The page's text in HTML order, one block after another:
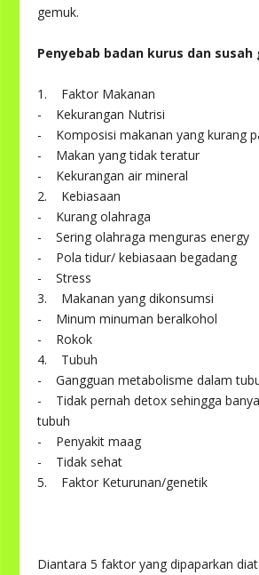
gemuk.
Penyebab badan kurus dan susah
1. Faktor Makanan
- Kekurangan Nutrisi
- Komposisi makanan yang kurang
- Makan yang tidak teratur
- Kekurangan air mineral
2. Kebiasaan
- Kurang olahraga
- Sering olahraga menguras energy
- Pola tidur/ kebiasaan begadang
- Stress
3. Makanan yang dikonsumsi
- Minum minuman beralkohol
- Rokok
4. Tubuh
- Gangguan metabolisme dalam
- Tidak pernah detox sehingga
tubuh
- Penyakit maag
- Tidak sehat
5. Faktor Keturunan/genetik
Diantara 5 faktor yang dipaparkan